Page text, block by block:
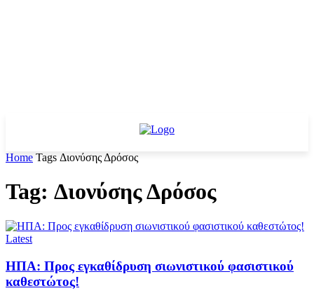
Home Tags Διονύσης Δρόσος
Tag: Διονύσης Δρόσος
Latest
ΗΠΑ: Προς εγκαθίδρυση σιωνιστικού φασιστικού
καθεστώτος!